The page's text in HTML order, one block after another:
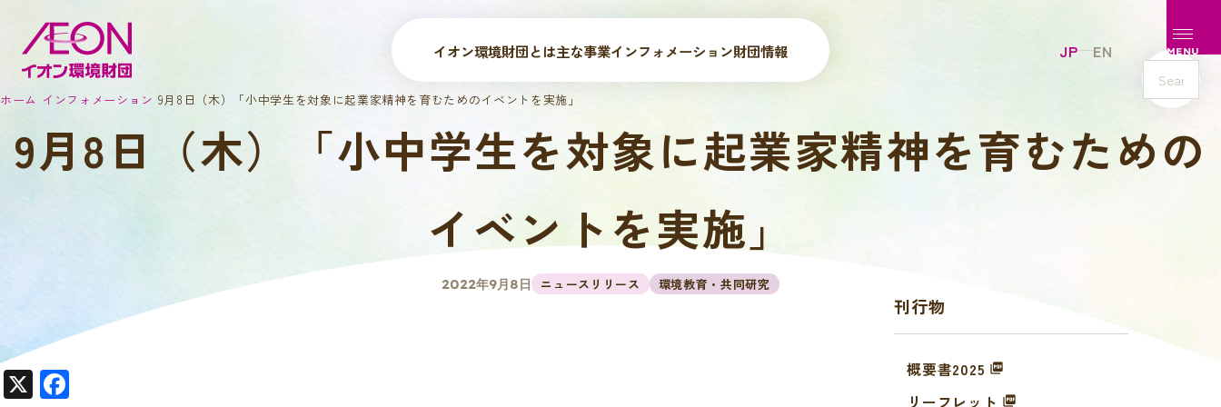
メニュ
MENU
イオン環境財団とは主な事業インフォメーション財団情報 JP
EN
s
e
a
r
ホーム インフォメーション 9月8日（木）「小中学生を対象に起業家精神を育むためのイベントを実施」
9月8日（木）「小中学生を対象に起業家精神を育むための
イベントを実施」
2022年9月8日 ニュースリリース 環境教育・共同研究
X
刊行物
概要書2025
リーフレット